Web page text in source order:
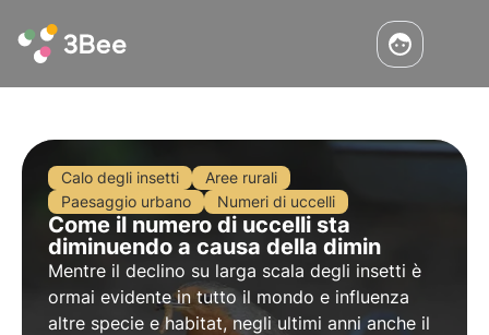
Calo degli insetti
Aree rurali
Paesaggio urbano
Numeri di uccelli
Come il numero di uccelli sta
diminuendo a causa della dimin
Mentre il declino su larga scala degli insetti è
ormai evidente in tutto il mondo e influenza
altre specie e habitat, negli ultimi anni anche il